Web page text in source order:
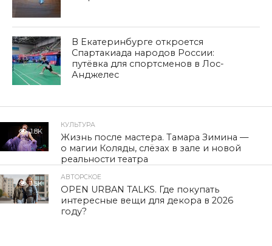
В Екатеринбурге откроется
Спартакиада народов России:
путёвка для спортсменов в Лос-
Анджелес
1.8K
КУЛЬТУРА
Жизнь после мастера. Тамара Зимина —
о магии Коляды, слёзах в зале и новой
реальности театра
1.5K
АВТОРСКОЕ
OPEN URBAN TALKS. Где покупать
интересные вещи для декора в 2026
году?